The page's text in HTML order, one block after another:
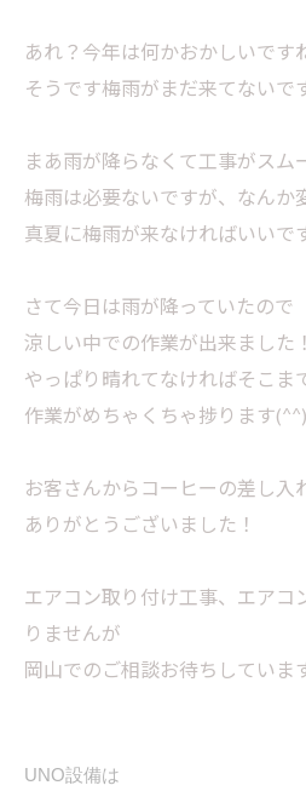
あれ？今年は何かおかしいです
そうです梅雨がまだ来てないで
まあ雨が降らなくて工事がスム
梅雨は必要ないですが、なんか
真夏に梅雨が来なければいいで
さて今日は雨が降っていたので
涼しい中での作業が出来ました！
やっぱり晴れてなければそこま
作業がめちゃくちゃ捗ります
お客さんからコーヒーの差し入
ありがとうございました！
エアコン取り付け工事、エアコ
りませんが
岡山でのご相談お待ちしていま
UNO設備は